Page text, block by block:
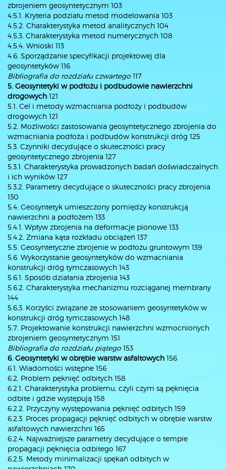
zbrojeniem geosyntetycznym 103
4.5.1. Kryteria podziału metod modelowania 103
4.5.2. Charakterystyka metod analitycznych 104
4.5.3. Charakterystyka metod numerycznych 108
4.5.4. Wnioski 113
4.6. Sporządzanie specyfikacji projektowej dla
geosyntetyków 116
Bibliografia do rozdziału czwartego 117
5. Geosyntetyki w podłożu i podbudowie nawierzchni
drogowych 121
5.1. Cel i metody wzmacniania podłoży i podbudów
drogowych 121
5.2. Możliwości zastosowania geosyntetycznego zbrojenia do
wzmacniania podłoża i podbudów konstrukcji dróg 125
5.3. Czynniki decydujące o skuteczności pracy
geosyntetycznego zbrojenia 127
5.3.1. Charakterystyka prowadzonych badań doświadczalnych
i ich wyników 127
5.3.2. Parametry decydujące o skuteczności pracy zbrojenia
130
5.4. Geosyntetyk umieszczony pomiędzy konstrukcją
nawierzchni a podłożem 133
5.4.1. Wpływ zbrojenia na deformacje pionowe 133
5.4.2. Zmiana kąta rozkładu obciążeń 137
5.5. Geosyntetyczne zbrojenie w podłożu gruntowym 139
5.6. Wykorzystanie geosyntetyków do wzmacniania
konstrukcji dróg tymczasowych 143
5.6.1. Sposób działania zbrojenia 143
5.6.2. Charakterystyka mechanizmu rozciąganej membrany
144
5.6.3. Korzyści związane ze stosowaniem geosyntetyków w
konstrukcji dróg tymczasowych 148
5.7. Projektowanie konstrukcji nawierzchni wzmocnionych
zbrojeniem geosyntetycznym 151
Bibliografia do rozdziału piątego 153
6. Geosyntetyki w obrębie warstw asfaltowych 156
6.1. Wiadomości wstępne 156
6.2. Problem pęknięć odbitych 158
6.2.1. Charakterystyka problemu, czyli czym są pęknięcia
odbite i gdzie występują 158
6.2.2. Przyczyny występowania pęknięć odbitych 159
6.2.3. Proces propagacji pęknięć odbitych w obrębie warstw
asfaltowych nawierzchni 165
6.2.4. Najważniejsze parametry decydujące o tempie
propagacji pęknięcia odbitego 167
6.2.5. Metody minimalizacji spękań odbitych w